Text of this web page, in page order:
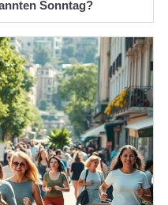
Sonntag?